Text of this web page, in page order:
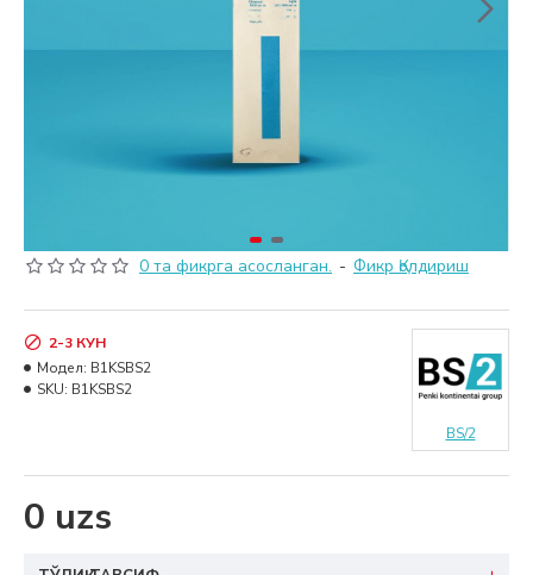
0 та фикрга асосланган. - Фикр Қолдириш
0 uzs
2-3 КУН
Модел: B1KSBS2
SKU: B1KSBS2
BS/2